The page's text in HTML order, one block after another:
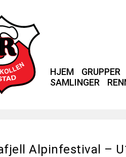
HJEM GRUPPER
SAMLINGER
Alpinfestival –